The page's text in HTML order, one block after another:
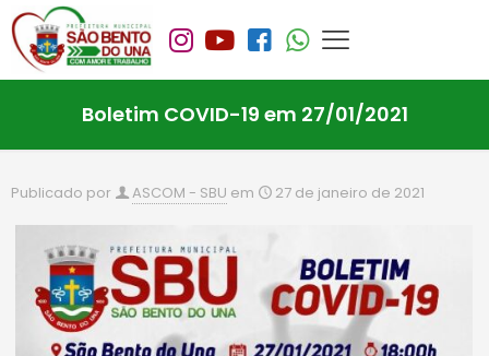
Boletim COVID-19 em 27/01/2021
Publicado por ASCOM - SBU em 27 de janeiro de 2021